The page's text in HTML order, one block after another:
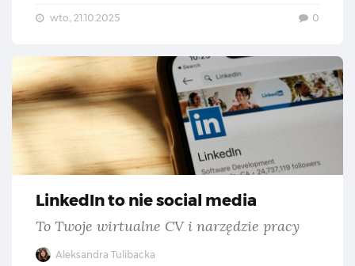
wto., 21.10.2025 0
LinkedIn to nie social media
To Twoje wirtualne CV i narzędzie pracy
Aleksandra Tulibacka